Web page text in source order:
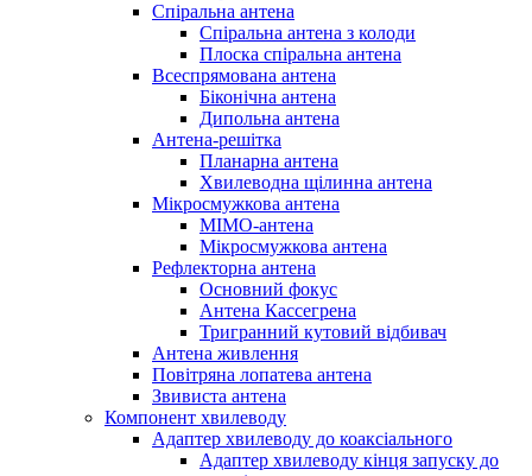
Спіральна антена
Спіральна антена з колоди
Плоска спіральна антена
Всеспрямована антена
Біконічна антена
Дипольна антена
Антена-решітка
Планарна антена
Хвилеводна щілинна антена
Мікросмужкова антена
MIMO-антена
Мікросмужкова антена
Рефлекторна антена
Основний фокус
Антена Кассегрена
Тригранний кутовий відбивач
Антена живлення
Повітряна лопатева антена
Звивиста антена
Компонент хвилеводу
Адаптер хвилеводу до коаксіального
Адаптер хвилеводу кінця запуску до